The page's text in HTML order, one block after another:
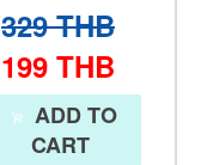
329 THB
199 THB
ADD TO
CART